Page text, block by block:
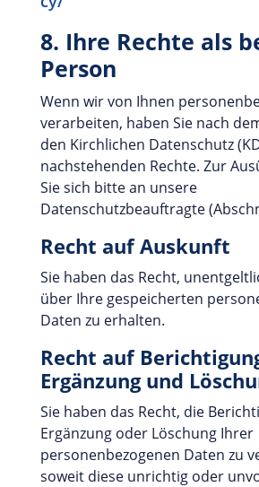
8. Ihre Rechte als
Person
Wenn wir von Ihnen
verarbeiten, haben Sie nach
den Kirchlichen Datenschutz
nachstehenden Rechte. Zur
Sie sich bitte an unsere
Datenschutzbeauftragte
Recht auf Auskunft
Sie haben das Recht,
über Ihre gespeicherten
Daten zu erhalten.
Recht auf
Ergänzung und
Sie haben das Recht, die
Ergänzung oder Löschung Ihrer
personenbezogenen Daten zu
soweit diese unrichtig oder